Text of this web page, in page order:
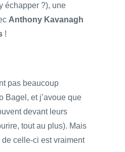
échapper ?), une
Anthony Kavanagh
!
pas beaucoup
Bagel, et j’avoue que
devant leurs
tout au plus). Mais
de celle-ci est vraiment